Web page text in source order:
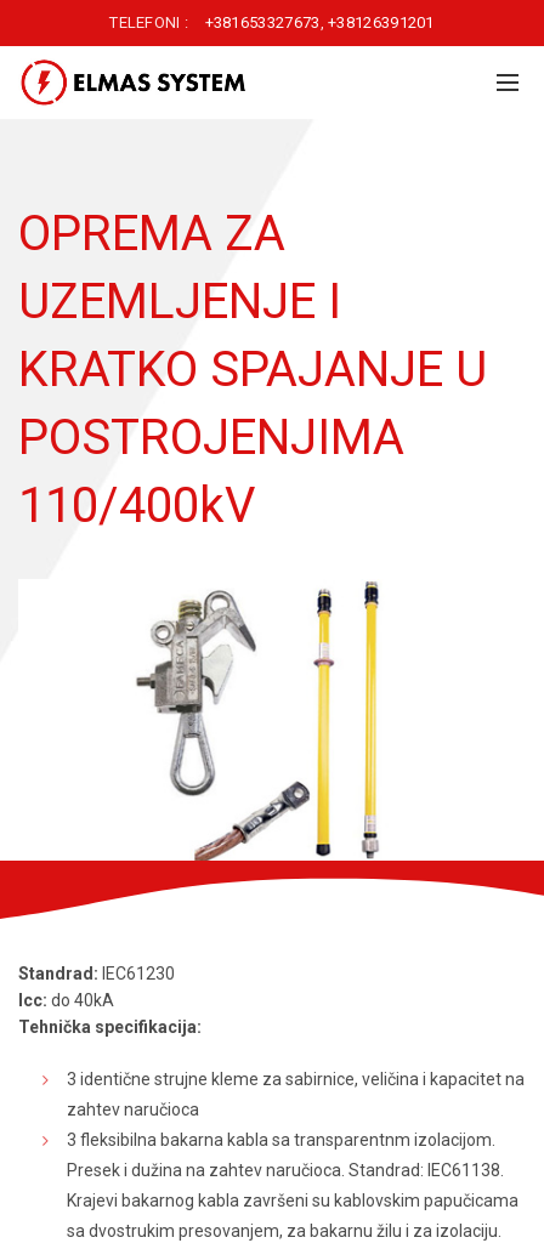
TELEFONI : +381653327673,+38126391201
OPREMA ZA
UZEMLJENJE I
KRATKO SPAJANJE U
POSTROJENJIMA
110/400kV
Standrad: IEC61230
Icc: do 40kA
Tehnička specifikacija:
3 identične strujne kleme za sabirnice, veličina i kapacitet na
zahtev naručioca
3 fleksibilna bakarna kabla sa transparentnm izolacijom.
Presek i dužina na zahtev naručioca. Standrad: IEC61138.
Krajevi bakarnog kabla završeni su kablovskim papučicama
sa dvostrukim presovanjem, za bakarnu žilu i za izolaciju.